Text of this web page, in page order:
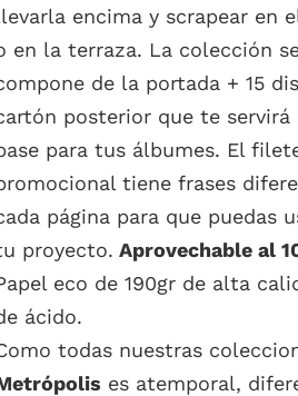
encima y scrapear en
en la terraza. La colección
de la portada + 15
posterior que te servirá
para tus álbumes. El
tiene frases
página para que puedas
proyecto. Aprovechable al
eco de 190gr de alta
ácido.
todas nuestras
es atemporal,